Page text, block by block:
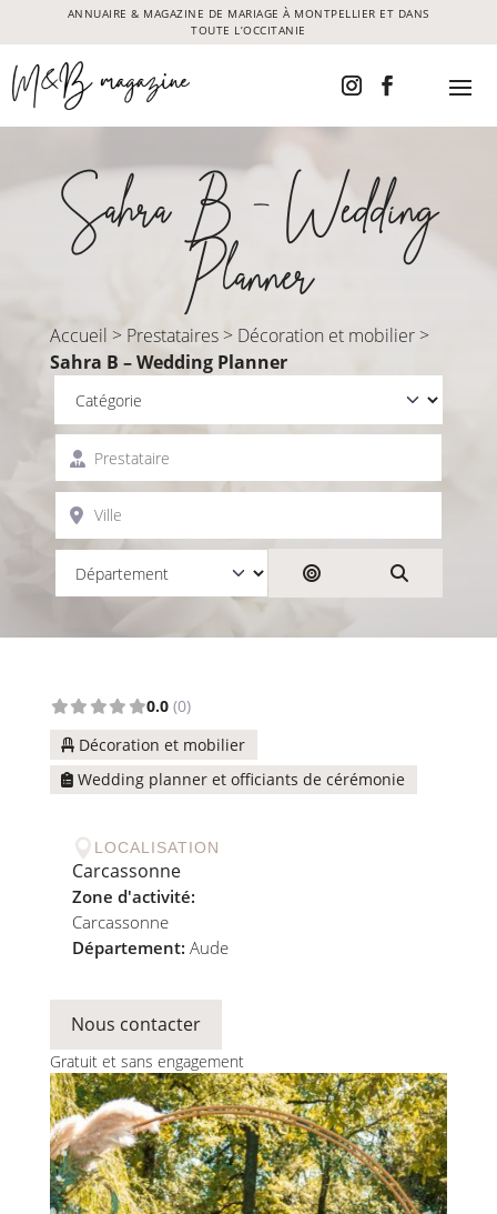
ANNUAIRE & MAGAZINE DE MARIAGE À MONTPELLIER ET DANS
TOUTE L’OCCITANIE
Sahra B - Wedding
Planner
Accueil > Prestataires> Décoration et mobilier>
Sahra B – Wedding Planner
Prestataire
Ville
Rechercher par
0.0 (0)
Décoration et mobilier
Wedding planner et officiants de cérémonie
 LOCALISATION
Carcassonne
Zone d'activité:
Carcassonne
Département: Aude
Nous contacter
Gratuit et sans engagement